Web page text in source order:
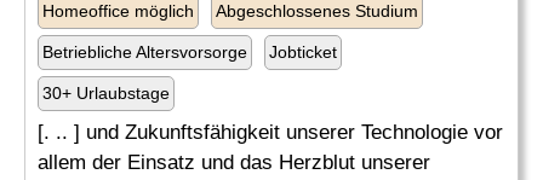
Homeoffice möglich Abgeschlossenes Studium
Betriebliche Altersvorsorge Jobticket
30+ Urlaubstage
[. .. ] und Zukunftsfähigkeit unserer Technologie vor
allem der Einsatz und das Herzblut unserer